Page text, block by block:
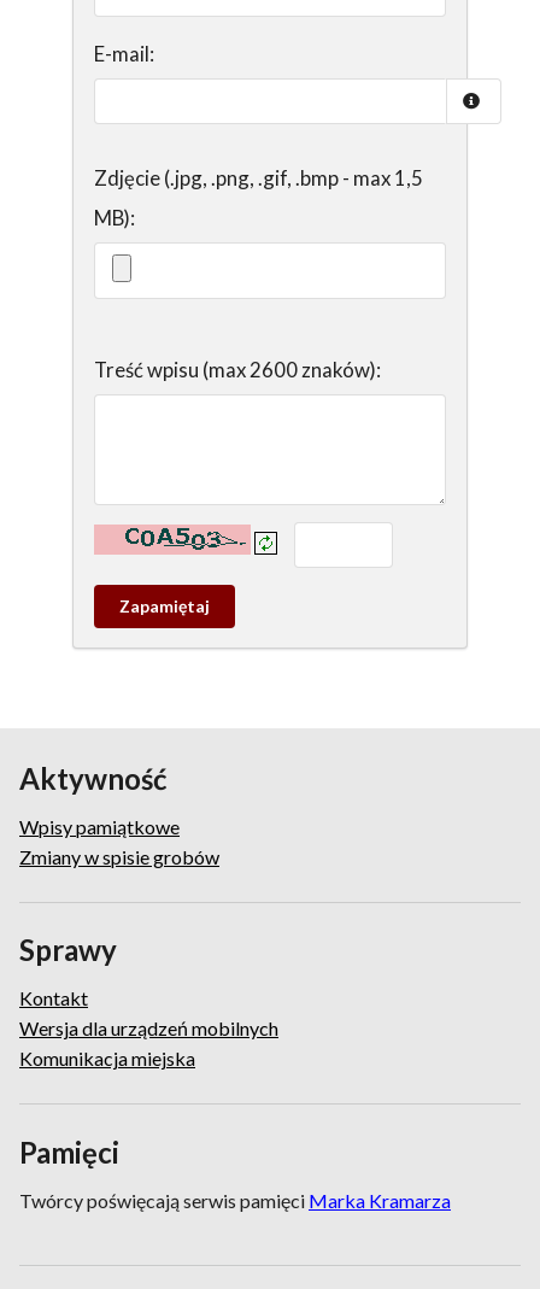
E-mail:
Zdjęcie (.jpg, .png, .gif, .bmp - max 1,5
MB):
Treść wpisu (max 2600 znaków):
Kontrola - wprowadź tekst z obrazka:
Zapamietaj
wpis
Aktywność
Wpisy pamiątkowe
Zmiany w spisie grobów
Sprawy
Kontakt
Wersja dla urządzeń mobilnych
Komunikacja miejska
Pamięci
Twórcy poświęcają serwis pamięci Marka Kramarza